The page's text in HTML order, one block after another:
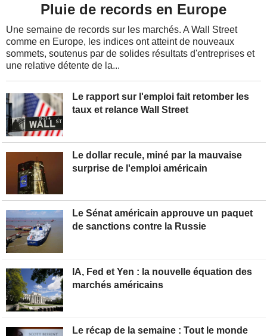
Le rapport sur l'emploi fait retomber les
taux et relance Wall Street
Le dollar recule, miné par la mauvaise
surprise de l'emploi américain
Pluie de records en Europe
Une semaine de records sur les marchés. A Wall Street
comme en Europe, les indices ont atteint de nouveaux
sommets, soutenus par de solides résultats d'entreprises et
une relative détente de la...
Le Sénat américain approuve un paquet
de sanctions contre la Russie
IA, Fed et Yen : la nouvelle équation des
marchés américains
Le récap de la semaine : Tout le monde